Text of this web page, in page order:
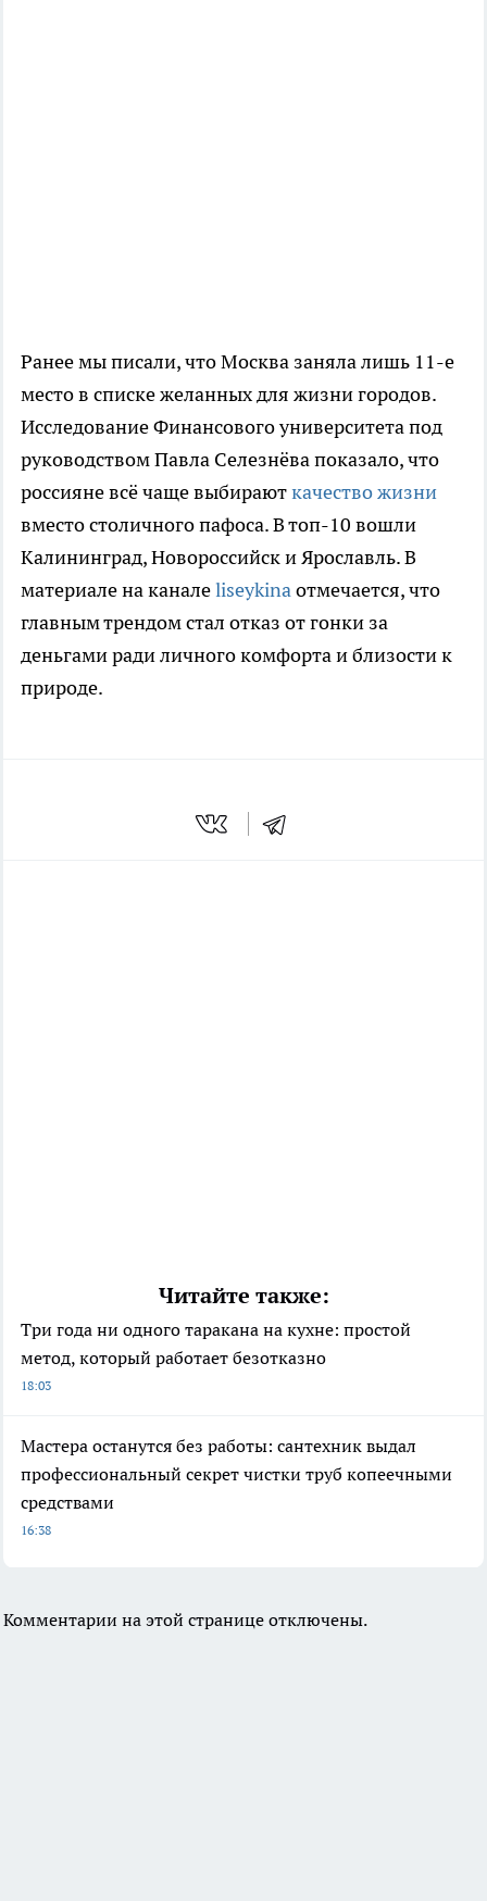
Ранее мы писали, что Москва заняла лишь 11-е
место в списке желанных для жизни городов.
Исследование Финансового университета под
руководством Павла Селезнёва показало, что
россияне всё чаще выбираюткачество жизни
вместо столичного пафоса. В топ-10 вошли
Калининград, Новороссийск и Ярославль. В
материале на каналеliseykinaотмечается, что
главным трендом стал отказ от гонки за
деньгами ради личного комфорта и близости к
природе.
Читайте также:
Три года ни одного таракана на кухне: простой
метод, который работает безотказно
18:03
Мастера останутся без работы: сантехник выдал
профессиональный секрет чистки труб копеечными
средствами
16:38
Комментарии на этой странице отключены.